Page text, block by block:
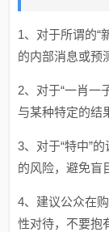
1、对于所谓的“
的内部消息或预
2、对于“一肖一
与某种特定的结
3、对于“特中”
的风险，避免盲
4、建议公众在
性对待，不要抱